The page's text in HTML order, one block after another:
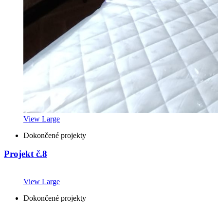
View Large
Dokončené projekty
Projekt č.8
View Large
Dokončené projekty